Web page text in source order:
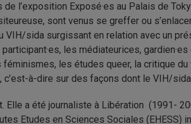
l’exposition Exposé·es au Palais de
sont venus se greffer ou
sida surgissant en relation avec un
les médiateurices,
les études queer, la critique
à-dire sur des façons dont le VIH/
a été journaliste à Libération (1991-
Etudes en Sciences Sociales (EHESS)